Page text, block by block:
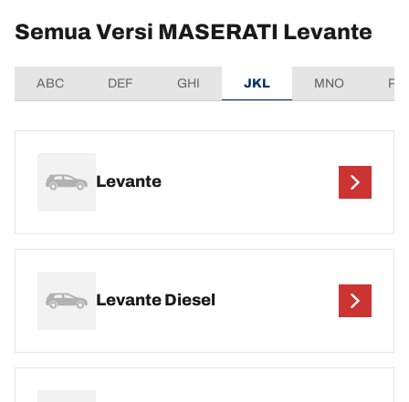
Semua Versi MASERATI Levante
ABC DEF GHI JKL MNO
Levante
Levante Diesel